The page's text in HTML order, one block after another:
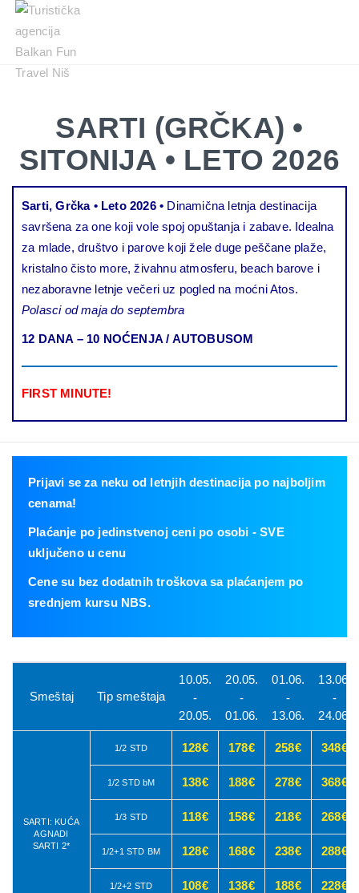
Balkan
Fun
Travel
LETO
EVROPSKI
KONTAKTIRAJTE
INFO
LETO 2026
SARTI (GRČKA) •
SITONIJA • LETO 2026
Sarti, Grčka • Leto 2026 • Dinamična letnja destinacija
savršena za one koji vole spoj opuštanja i zabave. Idealna
za mlade, društvo i parove koji žele duge peščane plaže,
kristalno čisto more, živahnu atmosferu, beach barove i
nezaboravne letnje večeri uz pogled na moćni Atos.
Polasci od maja do septembra
12 DANA – 10 NOĆENJA / AUTOBUSOM
FIRST MINUTE!
Prijavi se za neku od letnjih destinacija po najboljim
cenama!
Plaćanje po jedinstvenoj ceni po osobi - SVE
uključeno u cenu
Cene su bez dodatnih troškova sa plaćanjem po
srednjem kursu NBS.
Smeštaj Tip smeštaja
10.05.
-
20.05.
20.05.
-
01.06.
01.06.
-
13.06.
13.06.
-
24.06.
SARTI: KUĆA
AGNADI
SARTI 2*
1/2 STD 128€ 178€ 258€ 348€
1/2 STD bM 138€ 188€ 278€ 368€
1/3 STD 118€ 158€ 218€ 268€
1/2+1 STD BM 128€ 168€ 238€ 288€
1/2+2 STD 108€ 138€ 188€ 228€